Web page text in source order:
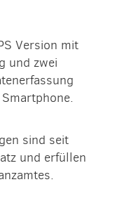
Version mit
und zwei
sind seit
und erfüllen